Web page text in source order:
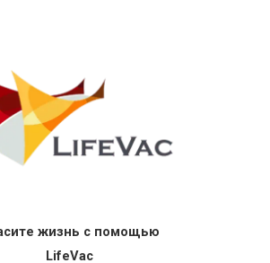
жизнь с помощью
LifeVac